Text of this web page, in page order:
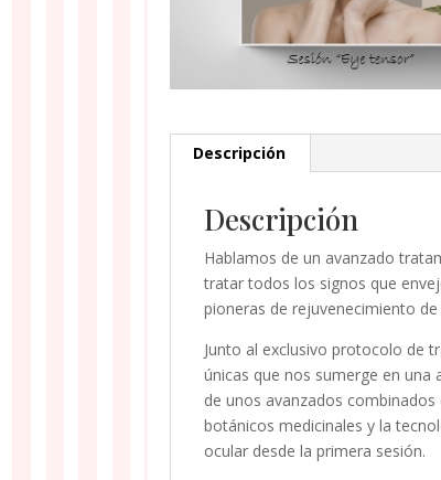
Descripción
Descripción
Hablamos de un avanzado
tratar todos los signos que
pioneras de rejuvenecimiento
Junto al exclusivo protocolo de
únicas que nos sumerge en
de unos avanzados
botánicos medicinales y la
ocular desde la primera sesión.